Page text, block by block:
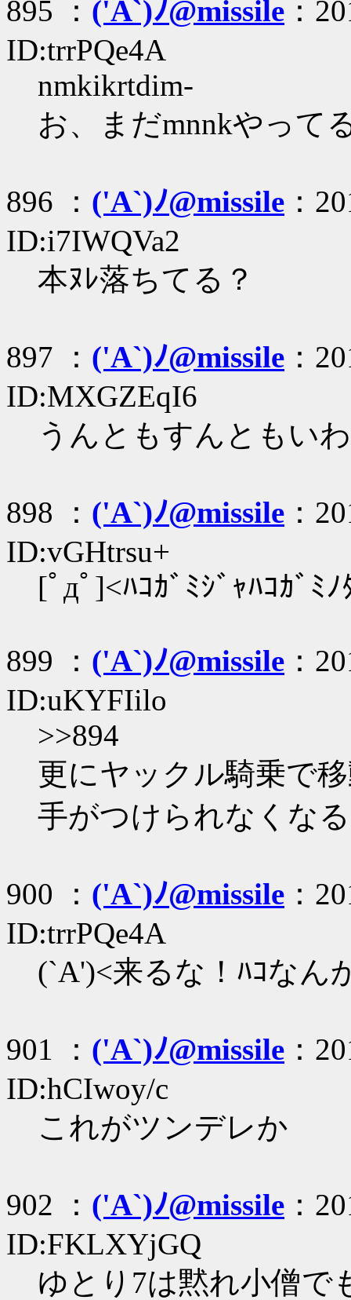
895 ： ('A`)ﾉ@missile ：
ID:trrPQe4A
nmkikrtdim-
お、まだmnnkやって
896 ： ('A`)ﾉ@missile ：
ID:i7IWQVa2
本ﾇﾚ落ちてる？
897 ： ('A`)ﾉ@missile ：
ID:MXGZEqI6
うんともすんともい
898 ： ('A`)ﾉ@missile ：
ID:vGHtrsu+
[ﾟдﾟ]<ﾊｺｶﾞﾐｼﾞｬﾊｺｶﾞﾐﾉ
899 ： ('A`)ﾉ@missile ：
ID:uKYFIilo
>>894
更にヤックル騎乗で
手がつけられなくなる
900 ： ('A`)ﾉ@missile ：
ID:trrPQe4A
(`A')<来るな！ﾊｺなん
901 ： ('A`)ﾉ@missile ：
ID:hCIwoy/c
これがツンデレか
902 ： ('A`)ﾉ@missile ：
ID:FKLXYjGQ
ゆとり7は黙れ小僧で